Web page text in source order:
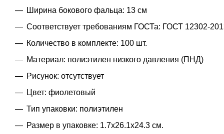
Ширина бокового фальца: 13 см
Соответствует требованиям ГОСТа: ГОСТ 12302-
Количество в комплекте: 100 шт.
Материал: полиэтилен низкого давления (ПНД)
Рисунок: отсутствует
Цвет: фиолетовый
Тип упаковки: полиэтилен
Размер в упаковке: 1.7x26.1x24.3 см.